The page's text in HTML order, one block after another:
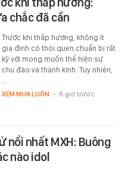
chắc đã cần
Trước khi thắp hương, không ít
gia đình có thói quen chuẩn bị rất
kỹ với mong muốn thể hiện sự
chu đáo và thành kính. Tuy nhiên,
XEM MUA LUÔN - 6 giờ trước
nổi nhất MXH: Buông
nào idol